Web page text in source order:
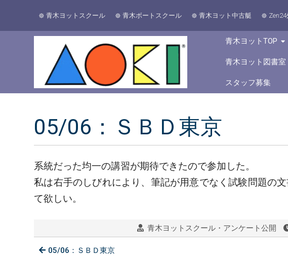
青木ヨットスクール 青木ボートスクール 青木ヨット中古艇
青木ヨットTOP
青木ヨット図書室
スタッフ募集
05/06：ＳＢＤ東京
系統だった均一の講習が期待できたので参加した。
私は右手のしびれにより、筆記が用意でなく試験問題の
て欲しい。
青木ヨットスクール・アンケート公開
05/06：ＳＢＤ東京